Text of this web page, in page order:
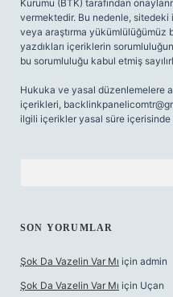
Kurumu (BTK) tarafından
vermektedir. Bu nedenle,
veya araştırma yükümlülüğümüz
yazdıkları içeriklerin
bu sorumluluğu kabul etmiş
Hukuka ve yasal düzenlemelere
içerikleri,
ilgili içerikler yasal süre içerisinde
SON YORUMLAR
Şok Da Vazelin Var Mı için admin
Şok Da Vazelin Var Mı için Uçan